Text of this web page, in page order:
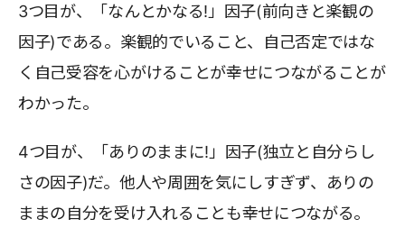
3つ目が、「なんとかなる!」因子(前向きと楽観の
因子)である。楽観的でいること、自己否定ではな
く自己受容を心がけることが幸せにつながることが
わかった。
4つ目が、「ありのままに!」因子(独立と自分らし
さの因子)だ。他人や周囲を気にしすぎず、ありの
ままの自分を受け入れることも幸せにつながる。